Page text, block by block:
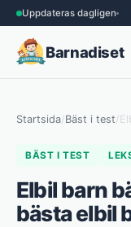
Uppdateras dagligen
Barnadiset
Startsida/Bäst i test/
BÄST I TEST
Elbil barn
bästa elbil